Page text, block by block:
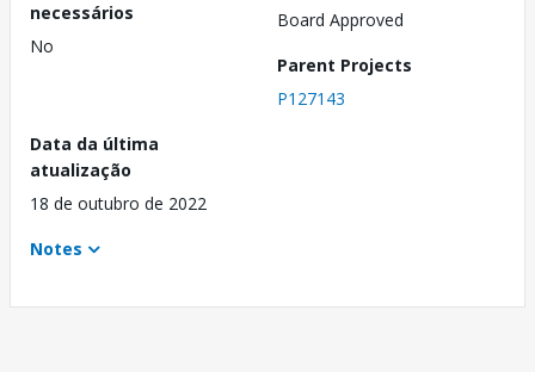
necessários
No
Board Approved
Parent Projects
P127143
Data da última
atualização
18 de outubro de 2022
Notes